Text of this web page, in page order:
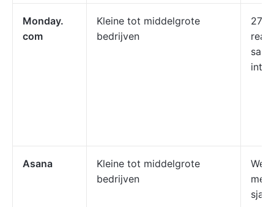
Monday.
com
Kleine tot middelgrote
bedrijven
27+
Asana
Kleine tot middelgrote
bedrijven